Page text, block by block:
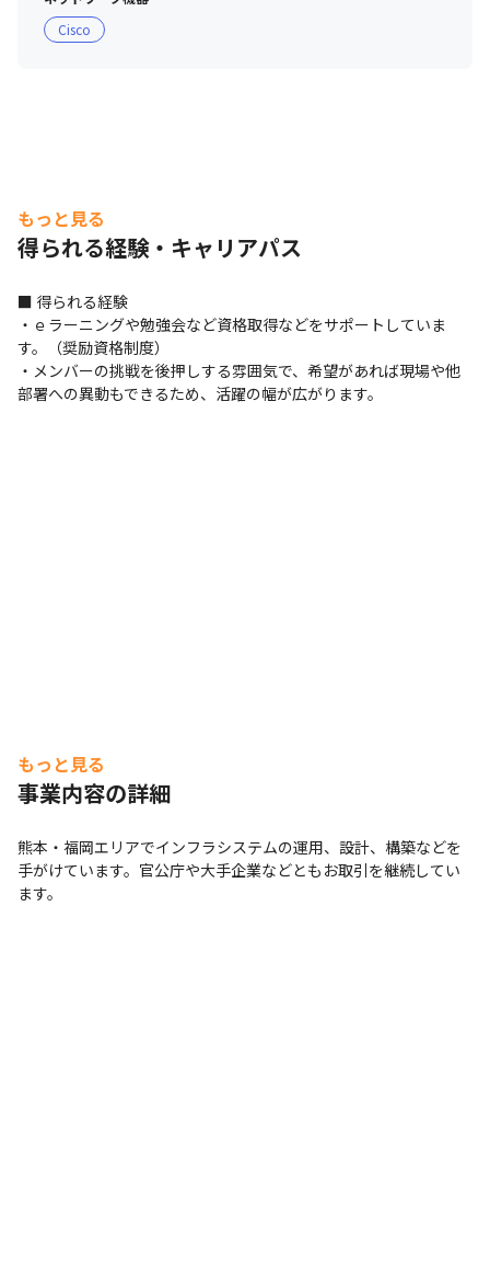
Cisco
もっと見る
得られる経験・キャリアパス
■ 得られる経験
・ｅラーニングや勉強会など資格取得などをサポートしていま
す。（奨励資格制度）
・メンバーの挑戦を後押しする雰囲気で、希望があれば現場や他
部署への異動もできるため、活躍の幅が広がります。
もっと見る
事業内容の詳細
熊本・福岡エリアでインフラシステムの運用、設計、構築などを
手がけています。官公庁や大手企業などともお取引を継続してい
ます。